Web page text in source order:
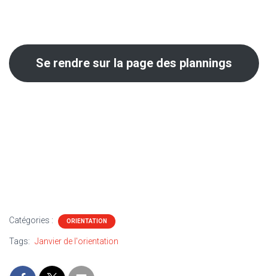
Se rendre sur la page des plannings
Catégories : ORIENTATION
Tags: Janvier de l'orientation